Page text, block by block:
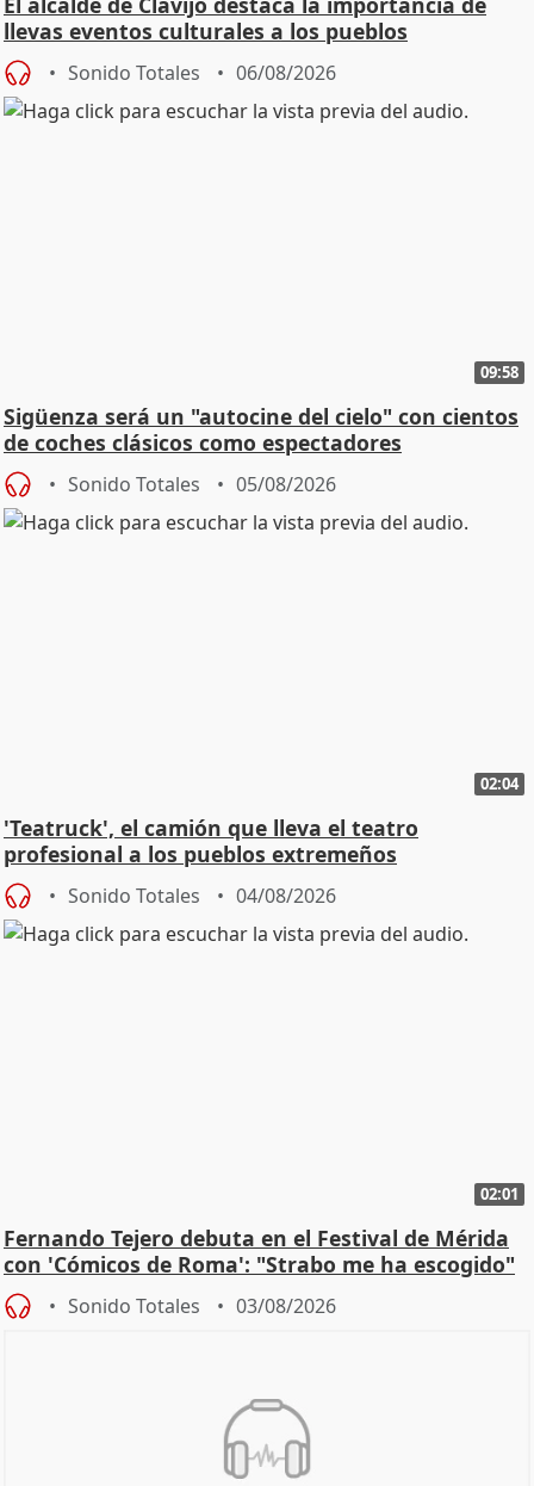
llevas eventos culturales a los pueblos
Sonido Totales 06/08/2026
09:58
Sigüenza será un "autocine del cielo" con cientos
de coches clásicos como espectadores
Sonido Totales 05/08/2026
02:04
'Teatruck', el camión que lleva el teatro
profesional a los pueblos extremeños
Sonido Totales 04/08/2026
02:01
Fernando Tejero debuta en el Festival de Mérida
con 'Cómicos de Roma': "Strabo me ha escogido"
Sonido Totales 03/08/2026